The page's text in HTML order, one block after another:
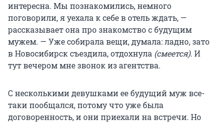
интересна. Мы познакомились, немного
поговорили, я уехала к себе в отель ждать, —
рассказывает она про знакомство с будущим
мужем. — Уже собирала вещи, думала: ладно, зато
в Новосибирск съездила, отдохнула (смеется). И
тут вечером мне звонок из агентства.
С несколькими девушками ее будущий муж все-
таки пообщался, потому что уже была
договоренность, и они приехали на встречи. Но